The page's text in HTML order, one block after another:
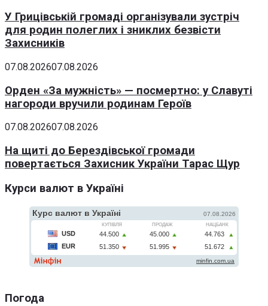
У Грицівській громаді організували зустріч
для родин полеглих і зниклих безвісти
Захисників
07.08.202607.08.2026
Орден «За мужність» — посмертно: у Славуті
нагороди вручили родинам Героїв
07.08.202607.08.2026
На щиті до Берездівської громади
повертається Захисник України Тарас Щур
Курси валют в Україні
Погода